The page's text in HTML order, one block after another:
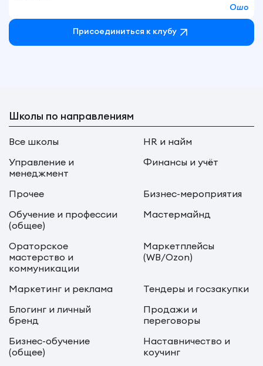
Ошо
Присоединиться к клубу
Школы по направлениям
Все школы
HR и найм
Управление и
менеджмент
Финансы и учёт
Прочее
Бизнес-мероприятия
Обучение и профессии
(общее)
Мастермайнд
Ораторское
мастерство и
коммуникации
Маркетплейсы
(WB/Ozon)
Маркетинг и реклама
Тендеры и госзакупки
Блогинг и личный
бренд
Продажи и
переговоры
Бизнес-обучение
(общее)
Наставничество и
коучинг